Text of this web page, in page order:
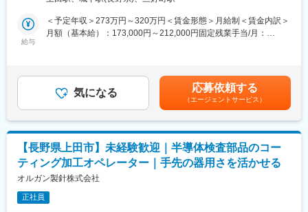
・営業時間…12時～24時（ランチカフェタイム12:00~15:00、居
酒屋タイム15:00~24:00）
・大衆酒場食堂Nakamuraは11時～24時の間でシフト制（実働1日
8時間・休憩1時間）
■当社の特徴：
当社は上場を目指すベンチャー企業です。
農業とWEBマーケティングの2つの事業を主軸に、世界の農機具
流通にイノベーションを起こし、世界の農業を一歩先へ進めるこ
とを目指しています
2021年2月には1.9億円の資金調達をし、まさに成長中の企業で
・開店、閉店作業（買い出し、清掃など）
・新メニューの開発への参加
■店舗情報：
00、居酒屋タイム15：00～24：00）
■働きやすさ：
＼当社で働くやりがい／
裁量ある環境のため、成長実感も持ちながら働けます
し、目標達成のためにご自身で創意工夫しながら取り組んでいた
給与
＜予定年収＞273万円～320万円＜賃金形態＞月給制＜賃金内訳＞
月額（基本給）：173,000円～212,000円固定残業手当/月：
改定：年2回■賞与：年1回（業績による）※決算賞与：あり（2019
年以降 毎年実績あり）支給実績0.5ヶ月～2.8ヶ月分※別途、深夜
労働手当11,000円（1日2時間想定）あり。賃金はあくまでも目安
の金額であり、選考を通じて上下する可能性があります。月給(月
額)は固定手当を含めた表記です。
気になる 応募依頼する
（エージェントサービス）
【長野県上田市】未経験歓迎｜半導体検査部品のコー
ティング加工オペレーター｜手先の器用さを活かせる
オルガン製針株式会社
正社員